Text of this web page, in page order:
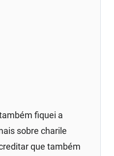
fiquei a
sobre charile
que também